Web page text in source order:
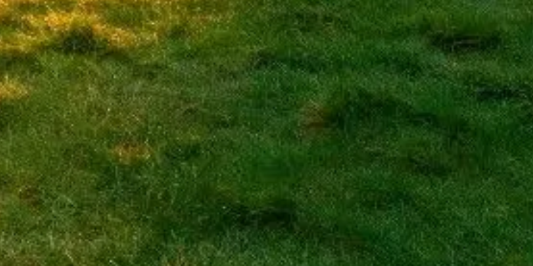
Udforsk vores bedste billetmuligheder, designet til at forbedre dit besøg med prioriteret adgang og ekspertguide.
Book billetter
Stonehenge
Dansk hjælpeside med praktiske råd, billetvejledning og historisk kontekst.
© 2026 Uafhængig side – ikke officiel.
Websitet visitstonehenge.org er en uafhængig informationsplatform dedikeret til Stonehenge.
Alle registrerede varemærker tilhører deres respektive ejere. For spørgsmål vedrørende billetter bedes du kontakte billetudbyderne. Kontakt
Genveje